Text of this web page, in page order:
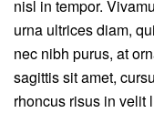
nisl in tempor.
urna ultrices diam,
nec nibh purus, at
sagittis sit amet,
rhoncus risus in velit